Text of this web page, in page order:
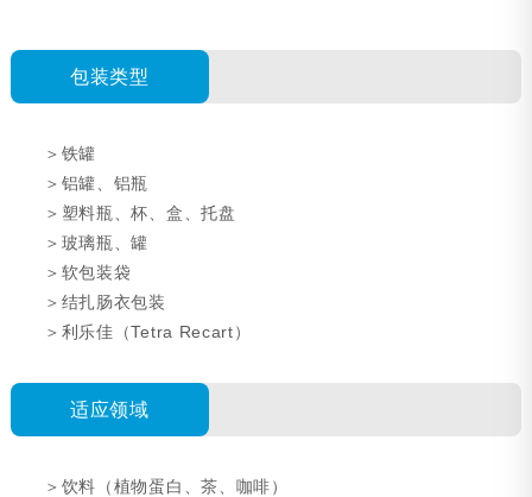
包装类型
＞铁罐
＞铝罐、铝瓶
＞塑料瓶、杯、盒、托盘
＞玻璃瓶、罐
＞软包装袋
＞结扎肠衣包装
＞利乐佳（Tetra Recart ）
适应领域
＞饮料（植物蛋白、茶、咖啡）